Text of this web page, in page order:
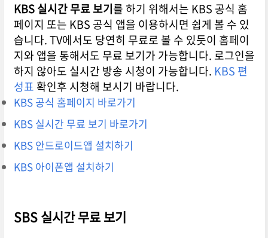
KBS 실시간 무료 보기를 하기 위해서는 KBS 공식 홈
페이지 또는 KBS 공식 앱을 이용하시면 쉽게 볼 수 있
습니다. TV에서도 당연히 무료로 볼 수 있듯이 홈페이
지와 앱을 통해서도 무료 보기가 가능합니다. 로그인을
하지 않아도 실시간 방송 시청이 가능합니다. KBS 편
성표 확인후 시청해 보시기 바랍니다.
KBS 공식 홈페이지 바로가기
KBS 실시간 무료 보기 바로가기
KBS 안드로이드앱 설치하기
KBS 아이폰앱 설치하기
SBS 실시간 무료 보기